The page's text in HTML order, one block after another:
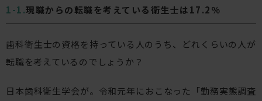
現職からの転職を考えている衛生士は17.2％
歯科衛生士の資格を持っている人のうち、どれくらいの人が
転職を考えているのでしょうか？
日本歯科衛生学会が。令和元年におこなった「勤務実態調査